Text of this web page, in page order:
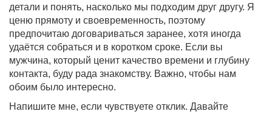
детали и понять, насколько мы подходим друг другу. Я
ценю прямоту и своевременность, поэтому
предпочитаю договариваться заранее, хотя иногда
удаётся собраться и в коротком сроке. Если вы
мужчина, который ценит качество времени и глубину
контакта, буду рада знакомству. Важно, чтобы нам
обоим было интересно.
Напишите мне, если чувствуете отклик. Давайте